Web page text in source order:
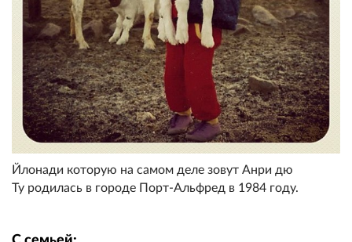
Йлонади которую на самом деле зовут Анри дю
Ту родилась в городе Порт-Альфред в 1984 году.